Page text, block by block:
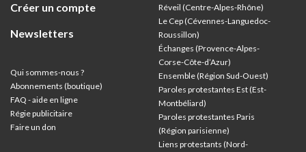
Créer un compte
Newsletters
Qui sommes-nous ?
Abonnements (boutique)
FAQ - aide en ligne
Régie publicitaire
Faire un don
Réveil (Centre-Alpes-Rhône)
Le Cep (Cévennes-Languedoc-
Roussillon)
Échanges (Provence-Alpes-
Corse-Côte-d’Azur)
Ensemble (Région Sud-Ouest)
Paroles protestantes Est (Est-
Montbéliard)
Paroles protestantes Paris
(Région parisienne)
Liens protestants (Nord-